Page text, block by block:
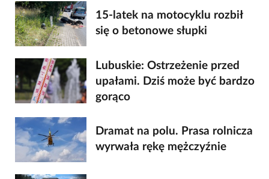
15-latek na motocyklu rozbił
się o betonowe słupki
Lubuskie: Ostrzeżenie przed
upałami. Dziś może być bardzo
gorąco
Dramat na polu. Prasa rolnicza
wyrwała rękę mężczyźnie